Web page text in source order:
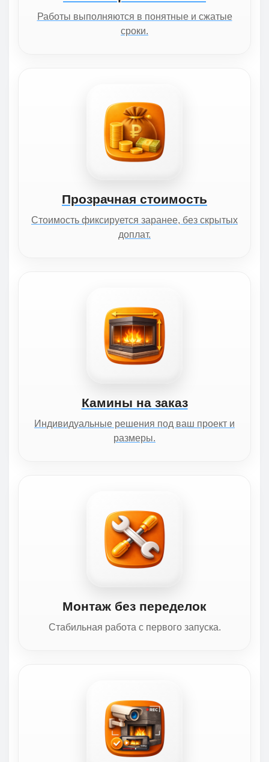
Работы выполняются в понятные и сжатые
сроки.
Прозрачная стоимость
Стоимость фиксируется заранее, без скрытых
доплат.
Камины на заказ
Индивидуальные решения под ваш проект и
размеры.
Монтаж без переделок
Стабильная работа с первого запуска.